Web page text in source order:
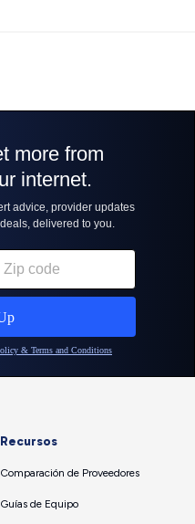
Recursos
Comparación de Proveedores
Guías de Equipo